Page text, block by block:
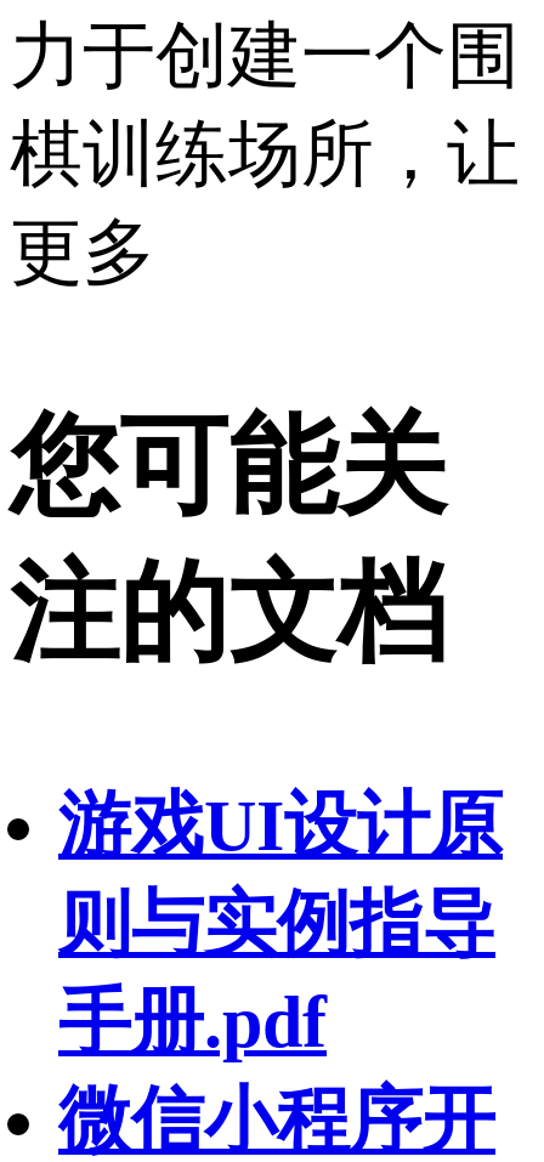
力于创建一个围
棋训练场所，让
更多
您可能关
注的文档
游戏UI设计原
则与实例指导
手册.pdf
微信小程序开